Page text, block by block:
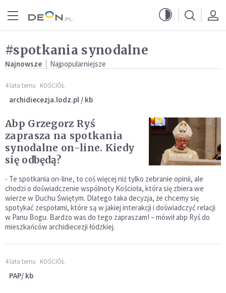
#spotkania synodalne
Najnowsze Najpopularniejsze
4 lata temu KOŚCIÓŁ
archidiecezja.lodz.pl / kb
Abp Grzegorz Ryś
zaprasza na spotkania
synodalne on-line. Kiedy
się odbędą?
- Te spotkania on-line, to coś więcej niż tylko zebranie opinii, ale
chodzi o doświadczenie wspólnoty Kościoła, która się zbiera we
wierze w Duchu Świętym. Dlatego taka decyzja, że chcemy się
spotykać zespołami, które są w jakiej interakcji i doświadczyć relacji
w Panu Bogu. Bardzo was do tego zapraszam! – mówił abp Ryś do
mieszkańców archidiecezji łódzkiej.
4 lata temu KOŚCIÓŁ
PAP/ kb